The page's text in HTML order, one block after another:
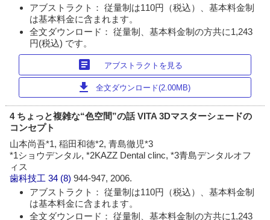
アブストラクト： 従量制は110円（税込）、基本料金制
は基本料金に含まれます。
全文ダウンロード： 従量制、基本料金制の方共に1,243
円(税込) です。
article アブストラクトを見る
download 全文ダウンロード(2.00MB)
4 ちょっと複雑な“色空間”の話 VITA 3Dマスターシェードの
コンセプト
山本尚吾*1, 稲田和徳*2, 青島徹児*3
*1ショウデンタル, *2KAZZ Dental clinc, *3青島デンタルオフ
ィス
歯科技工 34 (8)944-947, 2006.
アブストラクト： 従量制は110円（税込）、基本料金制
は基本料金に含まれます。
全文ダウンロード： 従量制、基本料金制の方共に1,243